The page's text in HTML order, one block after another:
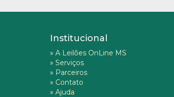
Institucional
» A Leilões OnLine MS
» Serviços
» Parceiros
» Contato
» Ajuda